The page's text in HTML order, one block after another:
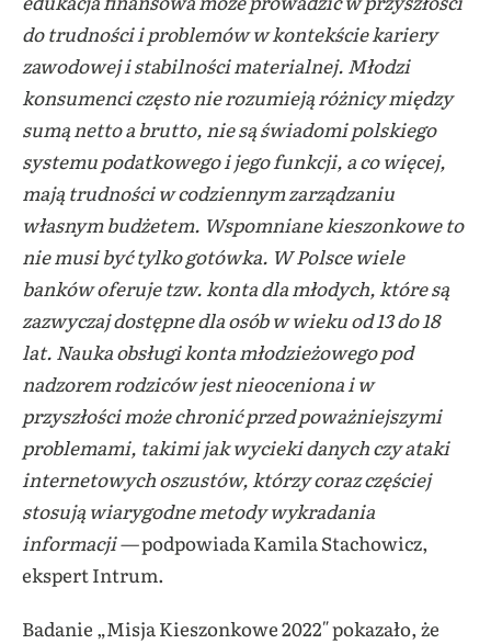
do trudności i problemóww kontekście kariery
zawodowej i stabilności materialnej. Młodzi
konsumenci często nie rozumieją różnicy między
sumą netto a brutto, nie są świadomi polskiego
systemu podatkowego i jego funkcji, a co więcej,
mają trudnościw codziennym zarządzaniu
własnym budżetem. Wspomniane kieszonkowe to
nie musi być tylko gotówka. W Polsce wiele
banków oferuje tzw. konta dla młodych, które są
zazwyczaj dostępne dla osób w wieku od 13 do 18
lat. Nauka obsługi konta młodzieżowego pod
nadzorem rodziców jest nieoceniona i w
przyszłości może chronić przed poważniejszymi
problemami, takimi jak wycieki danych czy ataki
internetowych oszustów, którzy coraz częściej
stosują wiarygodne metody wykradania
informacji —podpowiadaKamila Stachowicz,
ekspert Intrum.
Badanie „Misja Kieszonkowe 2022″pokazało, że